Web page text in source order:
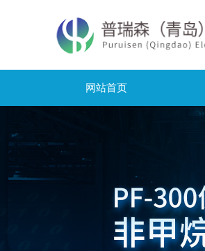
网站首页